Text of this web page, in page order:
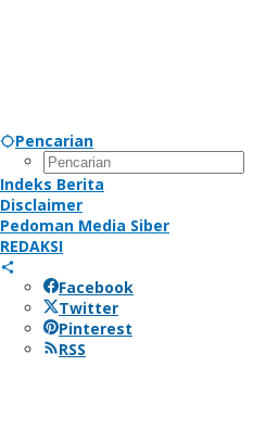
Pencarian
Indeks Berita
Disclaimer
Pedoman Media Siber
REDAKSI
Facebook
Twitter
Pinterest
RSS